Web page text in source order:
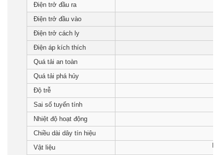
Điện trở đầu ra
Điện trở đầu vào
Điện trở cách ly
Điện áp kích thích
Quá tải an toàn
Quá tải phá hủy
Độ trễ
Sai số tuyến tính
Nhiệt độ hoạt động
Chiều dài dây tín hiệu
Vật liệu